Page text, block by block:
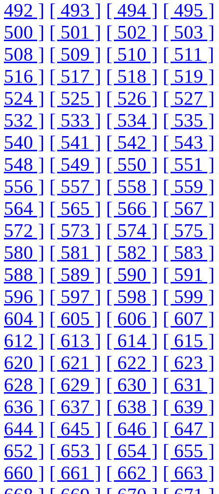
492 ] [ 493 ] [ 494 ] [ 495 ]
500 ] [ 501 ] [ 502 ] [ 503 ]
508 ] [ 509 ] [ 510 ] [ 511 ]
516 ] [ 517 ] [ 518 ] [ 519 ]
524 ] [ 525 ] [ 526 ] [ 527 ]
532 ] [ 533 ] [ 534 ] [ 535 ]
540 ] [ 541 ] [ 542 ] [ 543 ]
548 ] [ 549 ] [ 550 ] [ 551 ]
556 ] [ 557 ] [ 558 ] [ 559 ]
564 ] [ 565 ] [ 566 ] [ 567 ]
572 ] [ 573 ] [ 574 ] [ 575 ]
580 ] [ 581 ] [ 582 ] [ 583 ]
588 ] [ 589 ] [ 590 ] [ 591 ]
596 ] [ 597 ] [ 598 ] [ 599 ]
604 ] [ 605 ] [ 606 ] [ 607 ]
612 ] [ 613 ] [ 614 ] [ 615 ]
620 ] [ 621 ] [ 622 ] [ 623 ]
628 ] [ 629 ] [ 630 ] [ 631 ]
636 ] [ 637 ] [ 638 ] [ 639 ]
644 ] [ 645 ] [ 646 ] [ 647 ]
652 ] [ 653 ] [ 654 ] [ 655 ]
660 ] [ 661 ] [ 662 ] [ 663 ]